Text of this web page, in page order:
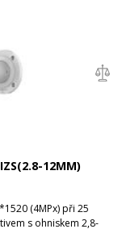
12MM)
(4MPx) při 25
s ohniskem 2,8-